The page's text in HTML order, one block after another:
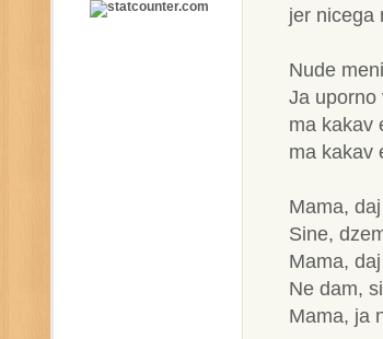
jer nicega
Nude
Ja uporno
ma kakav
ma kakav
Mama,
Sine,
Mama,
Ne dam,
Mama, ja